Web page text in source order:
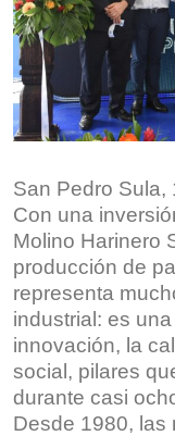
San Pedro Sula,
Con una
Molino Harinero
producción de
representa
industrial: es
innovación, la
social, pilares
durante casi
Desde 1980, las